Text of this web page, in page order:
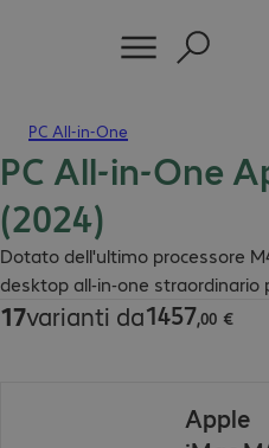
PC All-in-One
PC All-in-One
(2024)
Dotato dell'ultimo processore
desktop all-in-one
17varianti da1457,00 €
1457,00 €
Apple